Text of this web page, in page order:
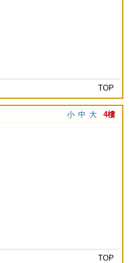
TOP
4樓
大
中
小
TOP